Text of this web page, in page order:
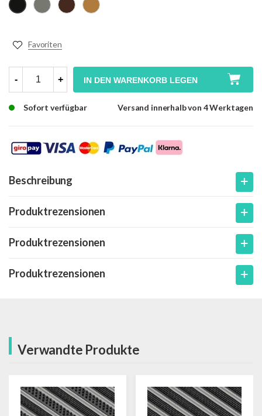
SchwarzGrau Braun Beige
Favoriten
- + IN DEN WARENKORB LEGEN
Sofort verfügbar Versand innerhalb von 4 Werktagen
Beschreibung
Produktrezensionen
Produktrezensionen
Produktrezensionen
Verwandte Produkte